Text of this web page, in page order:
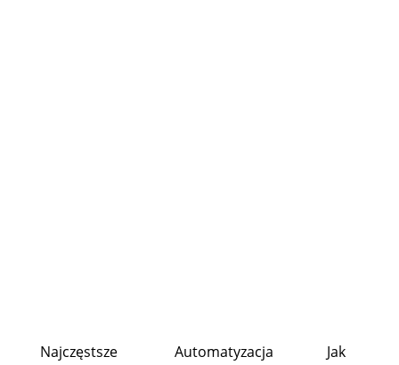
Najczęstsze
Automatyzacja
Jak